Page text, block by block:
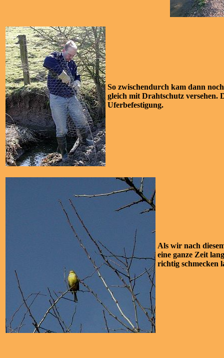
So zwischendurch kam dann
gleich mit Drahtschutz versehen.
Uferbefestigung.
Als wir nach
eine ganze Zeit
richtig schmecken